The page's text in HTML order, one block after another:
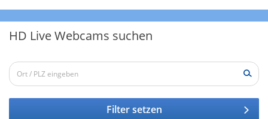
HD Live Webcams suchen
Filter setzen